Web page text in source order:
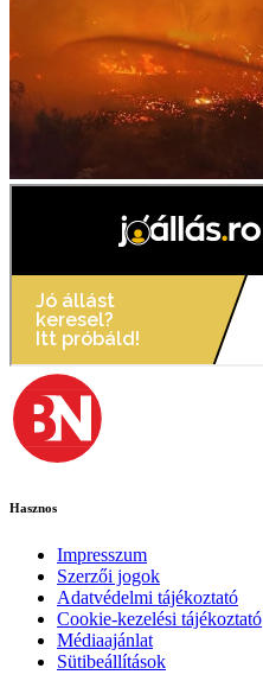
Hasznos
Impresszum
Szerzői jogok
Adatvédelmi tájékoztató
Cookie-kezelési tájékoztató
Médiaajánlat
Sütibeállítások